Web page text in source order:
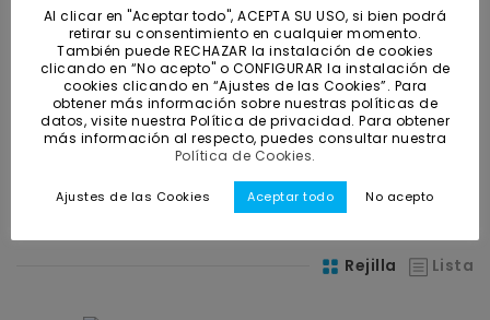
FILTRAR
Precio: 0€ — 20€
Rejilla Lista
Al clicar en "Aceptar todo", ACEPTA SU USO, si bien podrá
retirar su consentimiento en cualquier momento.
También puede RECHAZAR la instalación de cookies
clicando en “No acepto" o CONFIGURAR la instalación de
cookies clicando en “Ajustes de las Cookies”. Para
obtener más información sobre nuestras políticas de
datos, visite nuestra Política de privacidad. Para obtener
más información al respecto, puedes consultar nuestra
Política de Cookies.
Ajustes de las Cookies Aceptar todo No acepto